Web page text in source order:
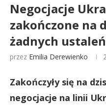
Negocjacje
zakończone na
żadnych
przez Emilia Derewienko
Zakończyły się na
negocjacje na linii